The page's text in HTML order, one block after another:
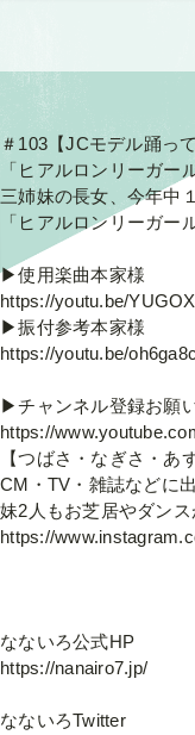
＃103【JCモデル踊っ
「ヒアルロンリーガー
三姉妹の長女、今年中
「ヒアルロンリーガー
▶︎使用楽曲本家様
https://youtu.be/
▶︎振付参考本家様
https://youtu.be/
▶︎チャンネル登録お願
https://
【つばさ・なぎさ・あ
CM・TV・雑誌などに
妹2人もお芝居やダン
https://
なないろ公式HP
https://nanairo7.jp/
なないろTwitter